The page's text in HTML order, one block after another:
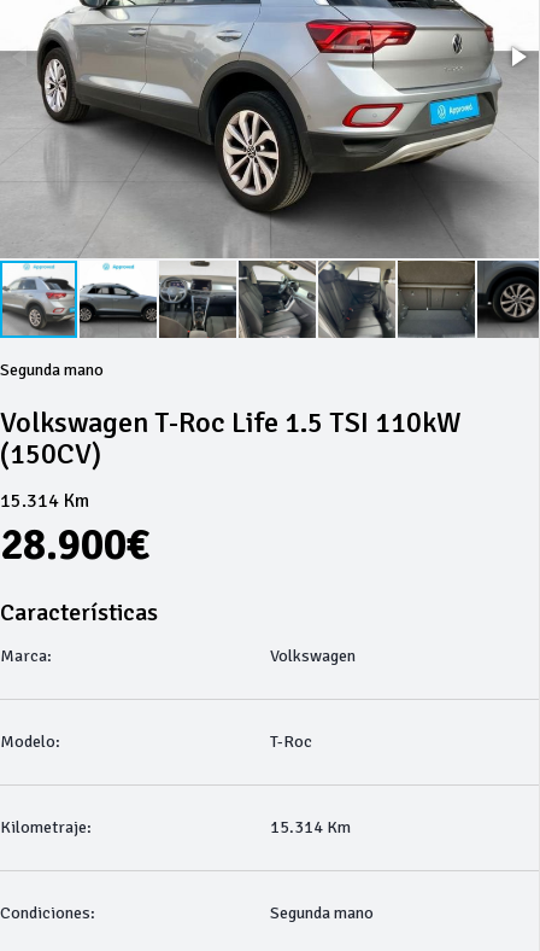
Segunda mano
Volkswagen T-Roc Life 1.5 TSI 110kW
(150CV)
15.314 Km
28.900€
Características
Marca: Volkswagen
Modelo: T-Roc
Kilometraje: 15.314 Km
Condiciones: Segunda mano